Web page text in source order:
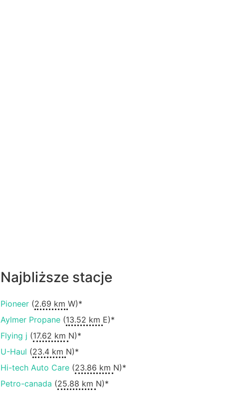
Najbliższe stacje
Pioneer(2.69 km W)*
Aylmer Propane(13.52 km E)*
Flying j (17.62 km N)*
U-Haul (23.4 km N)*
Hi-tech Auto Care(23.86 km N)*
Petro-canada (25.88 km N)*